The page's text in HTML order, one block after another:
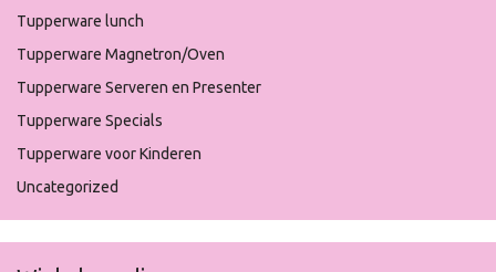
Tupperware lunch
Tupperware Magnetron/Oven
Tupperware Serveren en Presenter
Tupperware Specials
Tupperware voor Kinderen
Uncategorized